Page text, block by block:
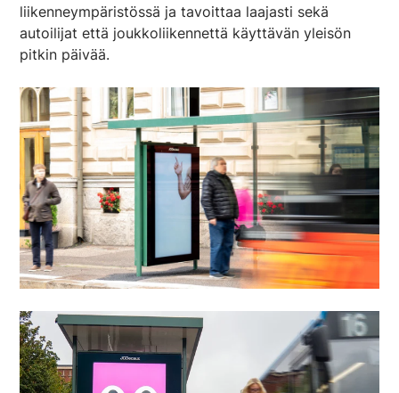
liikenneympäristössä ja tavoittaa laajasti sekä
autoilijat että joukkoliikennettä käyttävän yleisön
pitkin päivää.